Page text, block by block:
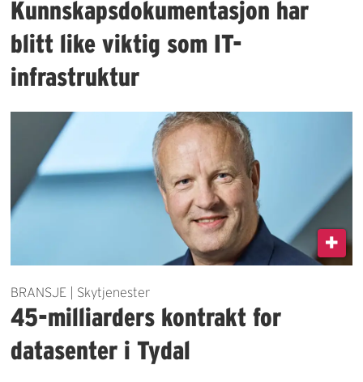
Kunnskapsdokumentasjon har
blitt like viktig som IT-
infrastruktur
BRANSJE | Skytjenester
45-milliarders kontrakt for
datasenter i Tydal